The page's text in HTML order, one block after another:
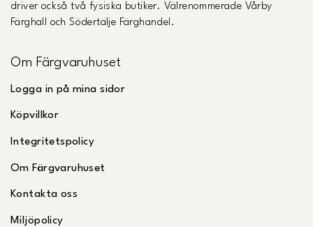
driver också två fysiska butiker. Välrenommerade Vårby
Färghall och Södertälje Färghandel.
Om Färgvaruhuset
Logga in på mina sidor
Köpvillkor
Integritetspolicy
Om Färgvaruhuset
Kontakta oss
Miljöpolicy